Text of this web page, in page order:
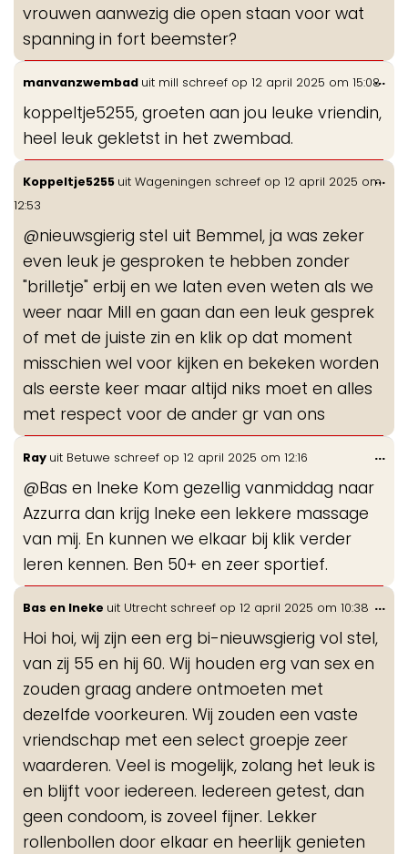
vrouwen aanwezig die open staan voor wat
spanning in fort beemster?
manvanzwembad uit mill schreef op 12 april 2025 om 15:08
koppeltje5255, groeten aan jou leuke vriendin,
heel leuk gekletst in het zwembad.
...
Koppeltje5255 uit Wageningen schreef op 12 april 2025 om
12:53
@nieuwsgierig stel uit Bemmel, ja was zeker
even leuk je gesproken te hebben zonder
"brilletje" erbij en we laten even weten als we
weer naar Mill en gaan dan een leuk gesprek
of met de juiste zin en klik op dat moment
misschien wel voor kijken en bekeken worden
als eerste keer maar altijd niks moet en alles
met respect voor de ander gr van ons
...
Ray uit Betuwe schreef op 12 april 2025 om 12:16
@Bas en Ineke Kom gezellig vanmiddag naar
Azzurra dan krijg Ineke een lekkere massage
van mij. En kunnen we elkaar bij klik verder
leren kennen. Ben 50+ en zeer sportief.
...
Bas en Ineke uit Utrecht schreef op 12 april 2025 om 10:38
Hoi hoi, wij zijn een erg bi-nieuwsgierig vol stel,
van zij 55 en hij 60. Wij houden erg van sex en
zouden graag andere ontmoeten met
dezelfde voorkeuren. Wij zouden een vaste
vriendschap met een select groepje zeer
waarderen. Veel is mogelijk, zolang het leuk is
en blijft voor iedereen. Iedereen getest, dan
geen condoom, is zoveel fijner. Lekker
rollenbollen door elkaar en heerlijk genieten
...